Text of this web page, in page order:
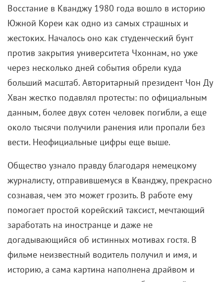
Восстание в Кванджу 1980 года вошло в историю
Южной Кореи как одно из самых страшных и
жестоких. Началось оно как студенческий бунт
против закрытия университета Чхоннам, но уже
через несколько дней события обрели куда
больший масштаб. Авторитарный президент Чон Ду
Хван жестко подавлял протесты: по официальным
данным, более двух сотен человек погибли, а еще
около тысячи получили ранения или пропали без
вести. Неофициальные цифры еще выше.
Общество узнало правду благодаря немецкому
журналисту, отправившемуся в Кванджу, прекрасно
сознавая, чем это может грозить. В работе ему
помогает простой корейский таксист, мечтающий
заработать на иностранце и даже не
догадывающийся об истинных мотивах гостя. В
фильме неизвестный водитель получил и имя, и
историю, а сама картина наполнена драйвом и